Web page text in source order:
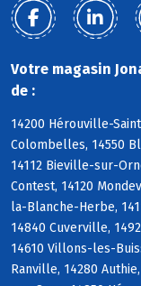
Votre magasin
de :
14200 Hérouville-
Colombelles, 14550
14112 Bieville-sur-
Contest, 14120
la-Blanche-Herbe,
14840 Cuverville,
14610 Villons-les-
Ranville, 14280